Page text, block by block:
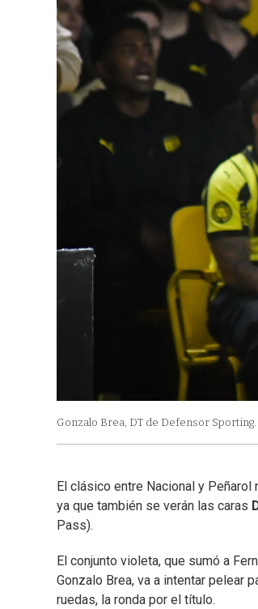
Gonzalo Brea, DT de Defensor Sporting.
El clásico entre Nacional y Peñarol
ya que también se verán las caras
Pass).
El conjunto violeta, que sumó a
Gonzalo Brea, va a intentar pelear
ruedas, la ronda por el título.